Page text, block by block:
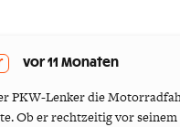
vor 11 Monaten
PKW-Lenker die
Ob er rechtzeitig vor seinem